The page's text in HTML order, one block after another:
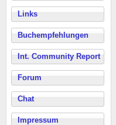
Links
Buchempfehlungen
Int. Community Report
Forum
Chat
Impressum